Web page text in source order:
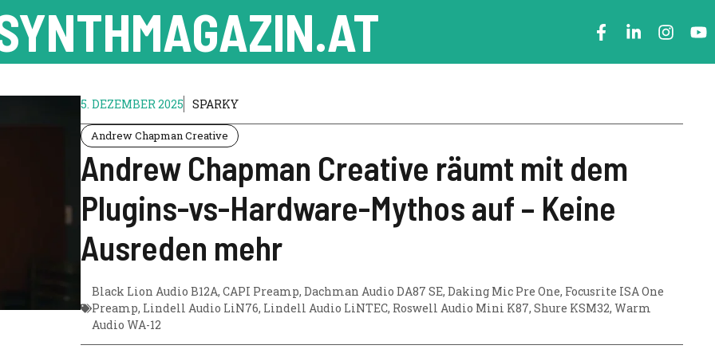
5. DEZEMBER 2025 SPARKY
Andrew Chapman Creative
Andrew Chapman Creative räumt mit dem
Plugins-vs-Hardware-Mythos auf – Keine
Ausreden mehr
Black Lion Audio B12A, CAPI Preamp, Dachman Audio DA87 SE, Daking Mic Pre One, Focusrite ISA One
Preamp, Lindell Audio LiN76, Lindell Audio LiNTEC, Roswell Audio Mini K87, Shure KSM32, Warm
Audio WA-12